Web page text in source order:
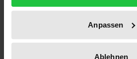
Anpassen
Ablehnen
herkömmliche
verlieren. Außerdem entsteht für